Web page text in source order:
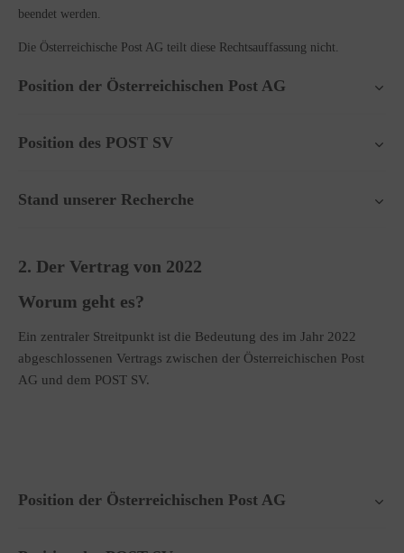
beendet werden.
Die Österreichische Post AG teilt diese Rechtsauffassung nicht.
Position der Österreichischen Post AG
Position des POST SV
Stand unserer Recherche
2. Der Vertrag von 2022
Worum geht es?
Ein zentraler Streitpunkt ist die Bedeutung des im Jahr 2022
abgeschlossenen Vertrags zwischen der Österreichischen Post
AG und dem POST SV.
Position der Österreichischen Post AG